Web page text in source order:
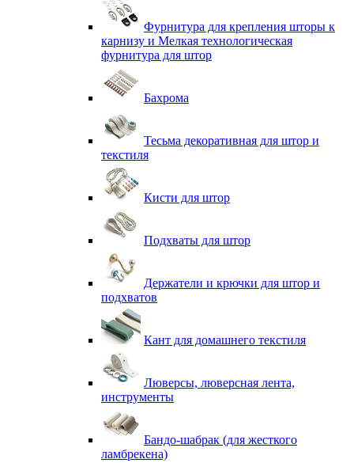
Фурнитура для крепления шторы к
карнизу и Мелкая технологическая
фурнитура для штор
Бахрома
Тесьма декоративная для штор и
текстиля
Кисти для штор
Подхваты для штор
Держатели и крючки для штор и
подхватов
Кант для домашнего текстиля
Люверсы, люверсная лента,
инструменты
Бандо-шабрак (для жесткого
ламбрекена)